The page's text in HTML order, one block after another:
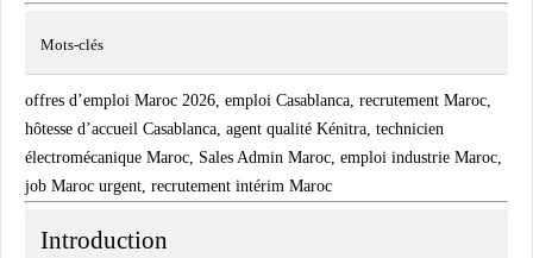
Mots-clés
offres d’emploi Maroc 2026, emploi Casablanca, recrutement Maroc,
hôtesse d’accueil Casablanca, agent qualité Kénitra, technicien
électromécanique Maroc, Sales Admin Maroc, emploi industrie Maroc,
job Maroc urgent, recrutement intérim Maroc
Introduction